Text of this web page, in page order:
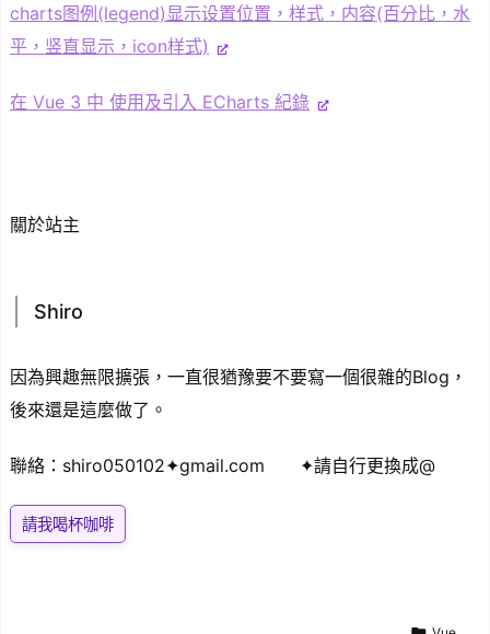
charts图例(legend)显示设置位置，样式，内容(百分比，水
平，竖直显示，icon样式)
在 Vue 3 中 使用及引入 ECharts 紀錄
關於站主
Shiro
因為興趣無限擴張，一直很猶豫要不要寫一個很雜的Blog，
後來還是這麼做了。
聯絡：shiro050102✦gmail.com ✦請自行更換成@
請我喝杯咖啡